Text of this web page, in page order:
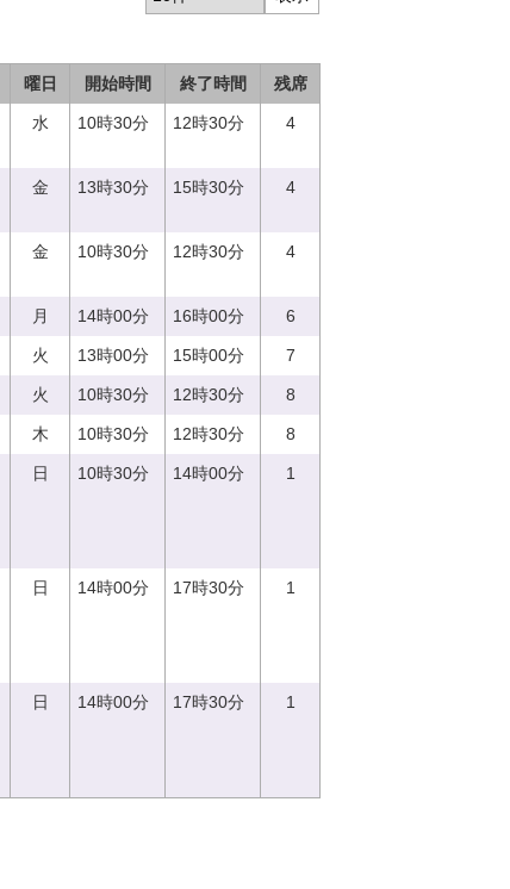
曜日 開始時間 終了時間 残席
水 10時30分 12時30分 4
金 13時30分 15時30分 4
金 10時30分 12時30分 4
月 14時00分 16時00分 6
火 13時00分 15時00分 7
火 10時30分 12時30分 8
木 10時30分 12時30分 8
日 10時30分 14時00分 1
日 14時00分 17時30分 1
日 14時00分 17時30分 1